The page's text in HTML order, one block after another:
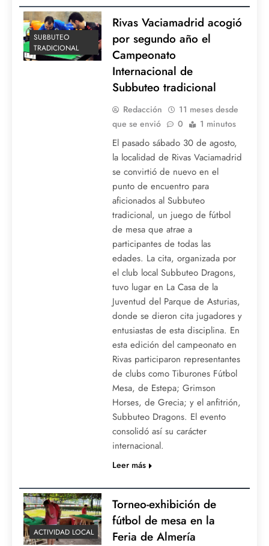
SUBBUTEO
TRADICIONAL
Rivas Vaciamadrid acogió
por segundo año el
Campeonato
Internacional de
Subbuteo tradicional
Redacción
11 meses desde
que se envió
0 1 minutos
El pasado sábado 30 de agosto,
la localidad de Rivas Vaciamadrid
se convirtió de nuevo en el
punto de encuentro para
aficionados al Subbuteo
tradicional, un juego de fútbol
de mesa que atrae a
participantes de todas las
edades. La cita, organizada por
el club local Subbuteo Dragons,
tuvo lugar en La Casa de la
Juventud del Parque de Asturias,
donde se dieron cita jugadores y
entusiastas de esta disciplina. En
esta edición del campeonato en
Rivas participaron representantes
de clubs como Tiburones Fútbol
Mesa, de Estepa; Grimson
Horses, de Grecia; y el anfitrión,
Subbuteo Dragons. El evento
consolidó así su carácter
internacional.
Leer más
ACTIVIDAD LOCAL
Torneo-exhibición de
fútbol de mesa en la
Feria de Almería